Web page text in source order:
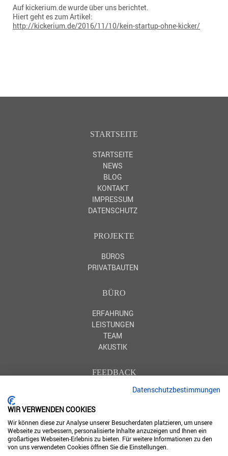
Auf kickerium.de wurde über uns berichtet.
Hiert geht es zum Artikel:
http://kickerium.de/2016/11/10/kein-startup-ohne-kicker/
STARTSEITE
STARTSEITE
NEWS
BLOG
KONTAKT
IMPRESSUM
DATENSCHUTZ
PROJEKTE
BÜROS
PRIVATBAUTEN
BÜRO
ERFAHRUNG
LEISTUNGEN
TEAM
AKUSTIK
FEEDBACK
FOLLOW US
Datenschutzbestimmungen
WIR VERWENDEN COOKIES
Wir können diese zur Analyse unserer Besucherdaten platzieren, um unsere
Webseite zu verbessern, personalisierte Inhalte anzuzeigen und Ihnen ein
großartiges Webseiten-Erlebnis zu bieten. Für weitere Informationen zu den
von uns verwendeten Cookies öffnen Sie die Einstellungen.